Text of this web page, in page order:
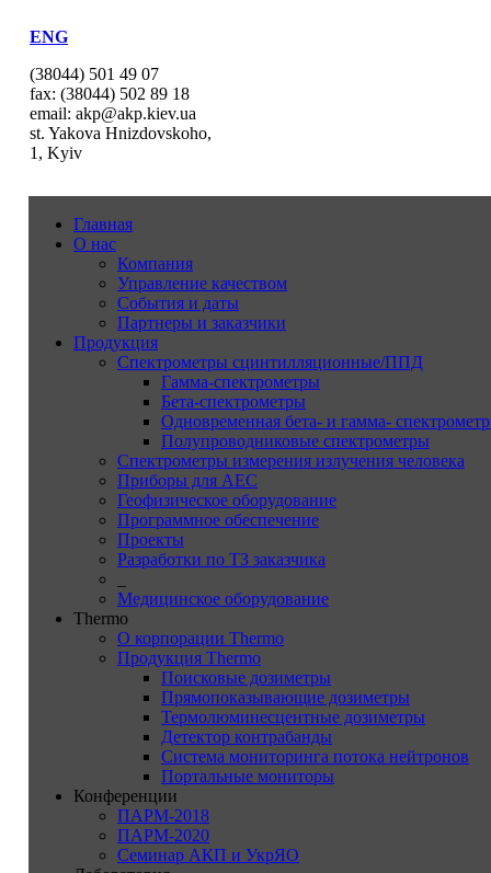
ENG
(38044) 501 49 07
fax: (38044) 502 89 18
email: akp@akp.kiev.ua
st. Yakova Hnizdovskoho,
1, Kyiv
Главная
О нас
Компания
Управление качеством
События и даты
Партнеры и заказчики
Продукция
Спектрометры сцинтилляционные/ППД
Гамма-спектрометры
Бета-спектрометры
Одновременная бета- и гамма-
Полупроводниковые спектрометры
Спектрометры измерения излучения человека
Приборы для АЕС
Геофизическое оборудование
Программное обеспечение
Проекты
Разработки по ТЗ заказчика
Медицинское оборудование
Thermo
О корпорации Thermo
Продукция Thermo
Поисковые дозиметры
Прямопоказывающие дозиметры
Термолюминесцентные дозиметры
Детектор контрабанды
Система мониторинга потока нейтронов
Портальные мониторы
Конференции
ПАРМ-2018
ПАРМ-2020
Семинар АКП и УкрЯО